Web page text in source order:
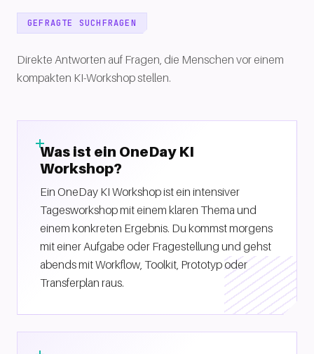
GEFRAGTE SUCHFRAGEN
Direkte Antworten auf Fragen, die Menschen vor einem
kompakten KI-Workshop stellen.
Was ist ein OneDay KI
Workshop?
Ein OneDay KI Workshop ist ein intensiver
Tagesworkshop mit einem klaren Thema und
einem konkreten Ergebnis. Du kommst morgens
mit einer Aufgabe oder Fragestellung und gehst
abends mit Workflow, Toolkit, Prototyp oder
Transferplan raus.